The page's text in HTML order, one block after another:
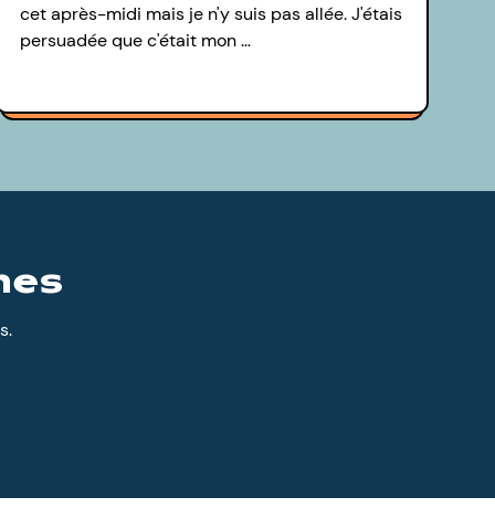
cet après-midi mais je n'y suis pas allée. J'étais
persuadée que c'était mon …